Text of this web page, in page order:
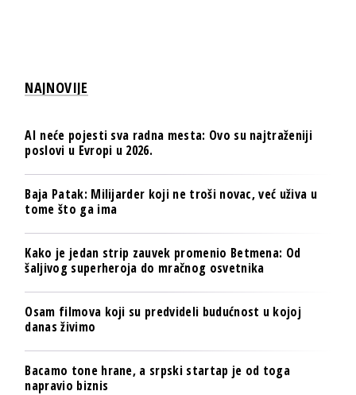
NAJNOVIJE
AI neće pojesti sva radna mesta: Ovo su najtraženiji
poslovi u Evropi u 2026.
Baja Patak: Milijarder koji ne troši novac, već uživa u
tome što ga ima
Kako je jedan strip zauvek promenio Betmena: Od
šaljivog superheroja do mračnog osvetnika
Osam filmova koji su predvideli budućnost u kojoj
danas živimo
Bacamo tone hrane, a srpski startap je od toga
napravio biznis